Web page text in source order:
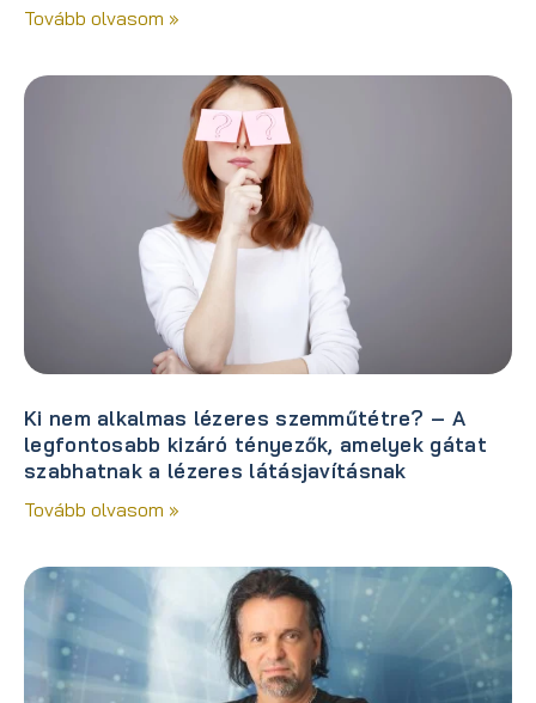
Tovább olvasom »
Ki nem alkalmas lézeres szemműtétre? – A
legfontosabb kizáró tényezők, amelyek gátat
szabhatnak a lézeres látásjavításnak
Tovább olvasom »